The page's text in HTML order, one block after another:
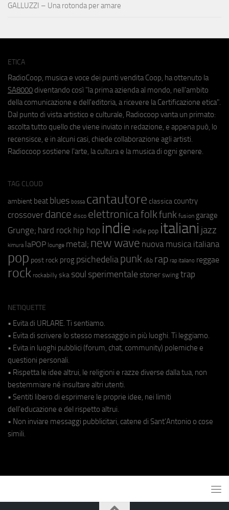
GALLUZZI – Una rotonda per amare
ETICA
RadioCoop, musica e voce dei punti vendita Coop, ha ottenuto la
SA8000 diventando così "la prima azienda al mondo, nell'ambito
della comunicazione e dell'editoria, a ricevere la Certificazione etica".
Dal punto di vista artistico e culturale, Radiocoop vanta un primato:
ascolta tutto quello che viene inviato in redazione, e appena può, lo
recensisce, e in alcuni casi, chiede collaborazione agli artisti.
Radiocoop sostiene l'arte, la cultura e la musica di ogni genere.
TAG CLOUD
ambient beat blues bossa cantautore classica country
crossover dance disco elettronicafolkfunk fusion garage
Grunge; hard rock hip hop indie indie pop italiani jazz
kimura laPOP lounge metal; new wave nuova musica italiana
pop post rock prog psichedeliapunk r&b rap rap italiano reggae
rock rockabilly ska soul sperimentale stoner swing trap
NETIQUETTE
• Evita di URLARE. Ti sentiamo.
• Evita di scrivere lo stesso messaggio in più luoghi. Ti leggiamo.
• Evita in luoghi pubblici (forum, chat, community) polemiche e
questioni personali.
• Rispetta le idee altrui, le religioni e razze diverse dalla tua, non
bestemmiare né insultare altri utenti.
• Sentiti libero di esprimere le proprie idee, nei limiti
dell'educazione e del rispetto altrui.
• Non inviare messaggi pubblicitari, catene di Sant'Antonio o cose
simili.